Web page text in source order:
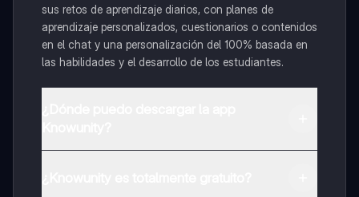
sus retos de aprendizaje diarios, con planes de
aprendizaje personalizados, cuestionarios o contenidos
en el chat y una personalización del 100% basada en
las habilidades y el desarrollo de los estudiantes.